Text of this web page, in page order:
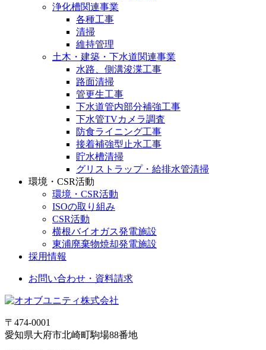
浄化槽関連事業
各種工事
清掃
維持管理
土木・建築・下水道関連事業
水路、側溝浚渫工事
路面清掃
管更生工事
下水道管内部分補強工事
下水管TVカメラ調査
防食ライニング工事
接着補強型止水工事
貯水槽清掃
グリストラップ・給排水管清掃
環境・CSR活動
環境・CSR活動
ISOの取り組み
CSR活動
横根バイオガス発電施設
東浦廃棄物焼却発電施設
採用情報
お問い合わせ・資料請求
〒474-0001
愛知県大府市北崎町駒場88番地